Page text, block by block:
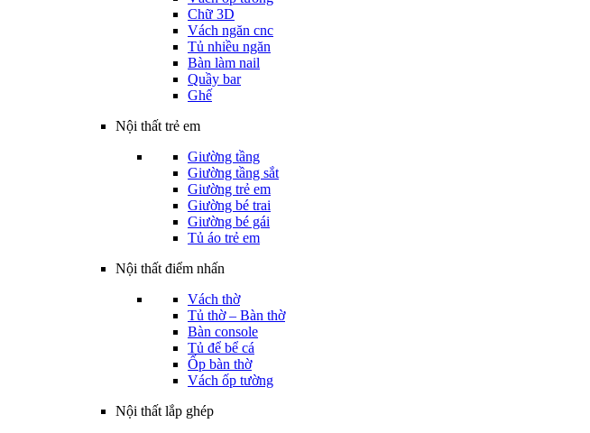
Chữ 3D
Vách ngăn cnc
Tủ nhiều ngăn
Bàn làm nail
Quầy bar
Ghế
Nội thất trẻ em
Giường tầng
Giường tầng sắt
Giường trẻ em
Giường bé trai
Giường bé gái
Tủ áo trẻ em
Nội thất điểm nhấn
Vách thờ
Tủ thờ – Bàn thờ
Bàn console
Tủ để bể cá
Ốp bàn thờ
Vách ốp tường
Nội thất lắp ghép